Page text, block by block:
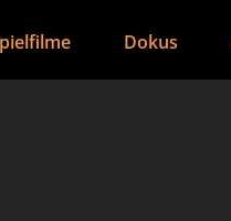
Dokus